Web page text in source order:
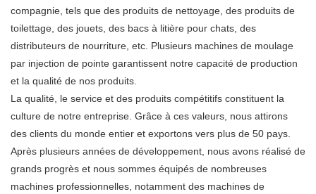
compagnie, tels que des produits de nettoyage, des produits de
toilettage, des jouets, des bacs à litière pour chats, des
distributeurs de nourriture, etc. Plusieurs machines de moulage
par injection de pointe garantissent notre capacité de production
et la qualité de nos produits.
La qualité, le service et des produits compétitifs constituent la
culture de notre entreprise. Grâce à ces valeurs, nous attirons
des clients du monde entier et exportons vers plus de 50 pays.
Après plusieurs années de développement, nous avons réalisé de
grands progrès et nous sommes équipés de nombreuses
machines professionnelles, notamment des machines de